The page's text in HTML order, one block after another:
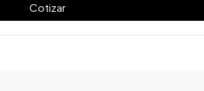
Cotizar